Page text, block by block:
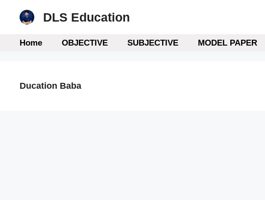
DLS Education
Home OBJECTIVE SUBJECTIVE MODEL PAPER
Ducation Baba